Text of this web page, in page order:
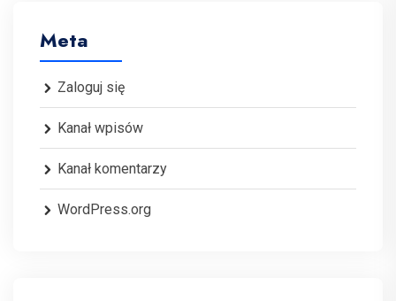
Meta
Zaloguj się
Kanał wpisów
Kanał komentarzy
WordPress.org